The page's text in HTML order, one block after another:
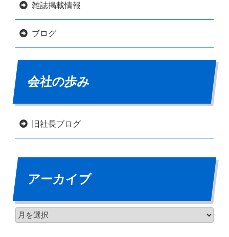
雑誌掲載情報
ブログ
会社の歩み
旧社長ブログ
アーカイブ